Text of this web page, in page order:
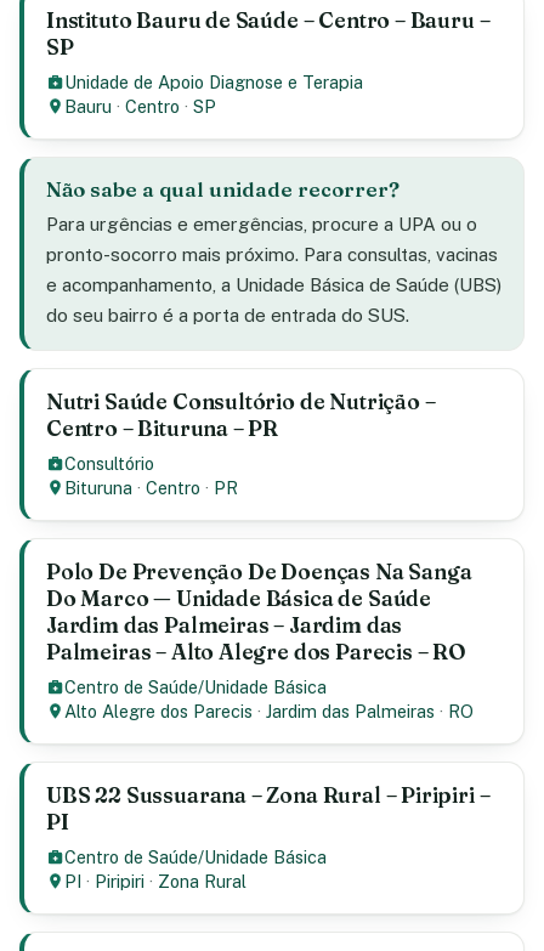
Instituto Bauru de Saúde – Centro – Bauru –
SP
Unidade de Apoio Diagnose e Terapia
Bauru ·Centro ·SP
Não sabe a qual unidade recorrer?
Para urgências e emergências, procure a UPA ou o
pronto-socorro mais próximo. Para consultas, vacinas
e acompanhamento, a Unidade Básica de Saúde (UBS)
do seu bairro é a porta de entrada do SUS.
Nutri Saúde Consultório de Nutrição –
Centro – Bituruna – PR
Consultório
Bituruna ·Centro · PR
Polo De Prevenção De Doenças Na Sanga
Do Marco — Unidade Básica de Saúde
Jardim das Palmeiras – Jardim das
Palmeiras – Alto Alegre dos Parecis – RO
Centro de Saúde/Unidade Básica
Alto Alegre dos Parecis ·Jardim das Palmeiras · RO
UBS 22 Sussuarana – Zona Rural – Piripiri –
PI
Centro de Saúde/Unidade Básica
PI · Piripiri · Zona Rural